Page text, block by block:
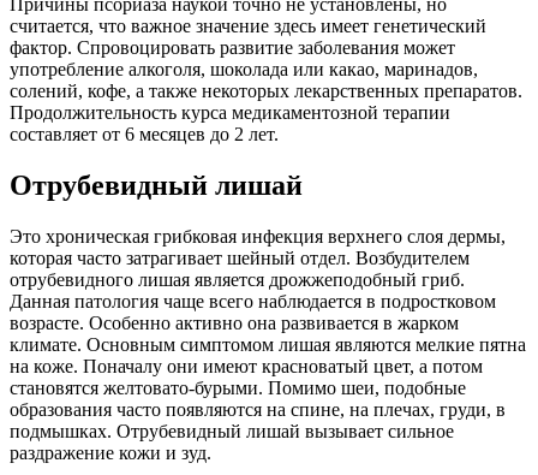
считается, что важное значение здесь имеет генетический
фактор. Спровоцировать развитие заболевания может
употребление алкоголя, шоколада или какао, маринадов,
солений, кофе, а также некоторых лекарственных препаратов.
Продолжительность курса медикаментозной терапии
составляет от 6 месяцев до 2 лет.
Отрубевидный лишай
Это хроническая грибковая инфекция верхнего слоя дермы,
которая часто затрагивает шейный отдел. Возбудителем
отрубевидного лишая является дрожжеподобный гриб.
Данная патология чаще всего наблюдается в подростковом
возрасте. Особенно активно она развивается в жарком
климате. Основным симптомом лишая являются мелкие пятна
на коже. Поначалу они имеют красноватый цвет, а потом
становятся желтовато-бурыми. Помимо шеи, подобные
образования часто появляются на спине, на плечах, груди, в
подмышках. Отрубевидный лишай вызывает сильное
раздражение кожи и зуд.